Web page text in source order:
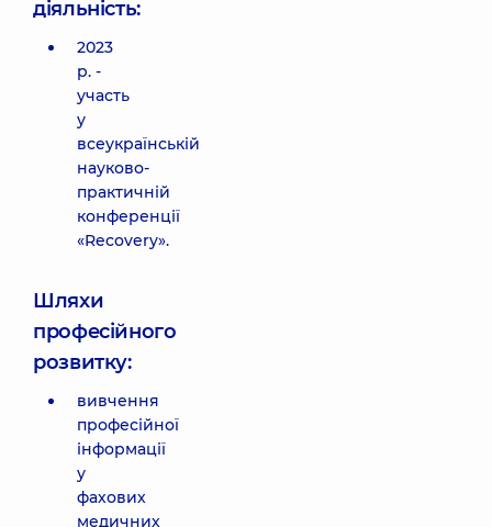
діяльність:
2023
р. -
участь
у
всеукраїнській
науково-
практичній
конференції
«Recovery».
Шляхи
професійного
розвитку:
вивчення
професійної
інформації
у
фахових
медичних